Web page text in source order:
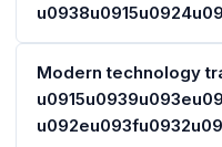
Modern technology